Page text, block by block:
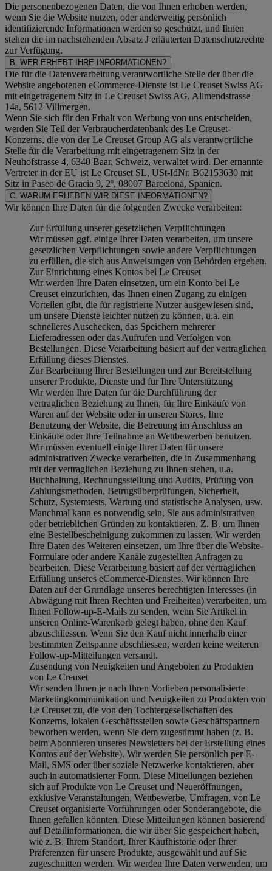
Die personenbezogenen Daten, die von Ihnen erhoben werden,
wenn Sie die Website nutzen, oder anderweitig persönlich
identifizierende Informationen werden so geschützt, und Ihnen
stehen die im nachstehenden Absatz J erläuterten Datenschutzrechte
zur Verfügung.
B. WER ERHEBT IHRE INFORMATIONEN?
Die für die Datenverarbeitung verantwortliche Stelle der über die
Website angebotenen eCommerce-Dienste ist Le Creuset Swiss AG
mit eingetragenem Sitz in Le Creuset Swiss AG, Allmendstrasse
14a, 5612 Villmergen.
Wenn Sie sich für den Erhalt von Werbung von uns entscheiden,
werden Sie Teil der Verbraucherdatenbank des Le Creuset-
Konzerns, die von der Le Creuset Group AG als verantwortliche
Stelle für die Verarbeitung mit eingetragenem Sitz in der
Neuhofstrasse 4, 6340 Baar, Schweiz, verwaltet wird. Der ernannte
Vertreter in der EU ist Le Creuset SL, USt-IdNr. B62153630 mit
Sitz in Paseo de Gracia 9, 2º, 08007 Barcelona, Spanien.
C. WARUM ERHEBEN WIR DIESE INFORMATIONEN?
Wir können Ihre Daten für die folgenden Zwecke verarbeiten:
Zur Erfüllung unserer gesetzlichen Verpflichtungen
Wir müssen ggf. einige Ihrer Daten verarbeiten, um unsere
gesetzlichen Verpflichtungen sowie andere Verpflichtungen
zu erfüllen, die sich aus Anweisungen von Behörden ergeben.
Zur Einrichtung eines Kontos bei Le Creuset
Wir werden Ihre Daten einsetzen, um ein Konto bei Le
Creuset einzurichten, das Ihnen einen Zugang zu einigen
Vorteilen gibt, die für registrierte Nutzer ausgewiesen sind,
um unsere Dienste leichter nutzen zu können, u.a. ein
schnelleres Auschecken, das Speichern mehrerer
Lieferadressen oder das Aufrufen und Verfolgen von
Bestellungen. Diese Verarbeitung basiert auf der vertraglichen
Erfüllung dieses Dienstes.
Zur Bearbeitung Ihrer Bestellungen und zur Bereitstellung
unserer Produkte, Dienste und für Ihre Unterstützung
Wir werden Ihre Daten für die Durchführung der
vertraglichen Beziehung zu Ihnen, für Ihre Einkäufe von
Waren auf der Website oder in unseren Stores, Ihre
Benutzung der Website, die Betreuung im Anschluss an
Einkäufe oder Ihre Teilnahme an Wettbewerben benutzen.
Wir müssen eventuell einige Ihrer Daten für unsere
administrativen Zwecke verarbeiten, die in Zusammenhang
mit der vertraglichen Beziehung zu Ihnen stehen, u.a.
Buchhaltung, Rechnungsstellung und Audits, Prüfung von
Zahlungsmethoden, Betrugsüberprüfungen, Sicherheit,
Schutz, Systemtests, Wartung und statistische Analysen, usw.
Manchmal kann es notwendig sein, Sie aus administrativen
oder betrieblichen Gründen zu kontaktieren. Z. B. um Ihnen
eine Bestellbescheinigung zukommen zu lassen. Wir werden
Ihre Daten des Weiteren einsetzen, um Ihre über die Website-
Formulare oder andere Kanäle zugestellten Anfragen zu
bearbeiten. Diese Verarbeitung basiert auf der vertraglichen
Erfüllung unseres eCommerce-Dienstes. Wir können Ihre
Daten auf der Grundlage unseres berechtigten Interesses (in
Abwägung mit Ihren Rechten und Freiheiten) verarbeiten, um
Ihnen Follow-up-E-Mails zu senden, wenn Sie Artikel in
unseren Online-Warenkorb gelegt haben, ohne den Kauf
abzuschliessen. Wenn Sie den Kauf nicht innerhalb einer
bestimmten Zeitspanne abschliessen, werden keine weiteren
Follow-up-Mitteilungen versandt.
Zusendung von Neuigkeiten und Angeboten zu Produkten
von Le Creuset
Wir senden Ihnen je nach Ihren Vorlieben personalisierte
Marketingkommunikation und Neuigkeiten zu Produkten von
Le Creuset zu, die von den Tochtergesellschaften des
Konzerns, lokalen Geschäftsstellen sowie Geschäftspartnern
beworben werden, wenn Sie dem zugestimmt haben (z. B.
beim Abonnieren unseres Newsletters bei der Erstellung eines
Kontos auf der Website). Wir werden Sie persönlich per E-
Mail, SMS oder über soziale Netzwerke kontaktieren, aber
auch in automatisierter Form. Diese Mitteilungen beziehen
sich auf Produkte von Le Creuset und Neueröffnungen,
exklusive Veranstaltungen, Wettbewerbe, Umfragen, von Le
Creuset organisierte Vorführungen oder Sonderangebote, die
Ihnen gefallen könnten. Diese Mitteilungen können basierend
auf Detailinformationen, die wir über Sie gespeichert haben,
wie z. B. Ihrem Standort, Ihrer Kaufhistorie oder Ihrer
Präferenzen für unsere Produkte, ausgewählt und auf Sie
zugeschnitten werden. Wir werden Ihre Daten verwenden, um